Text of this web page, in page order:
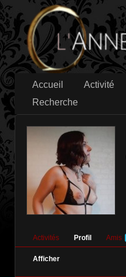
Accueil Activité
Recherche
Activités Profil Amis
Afficher